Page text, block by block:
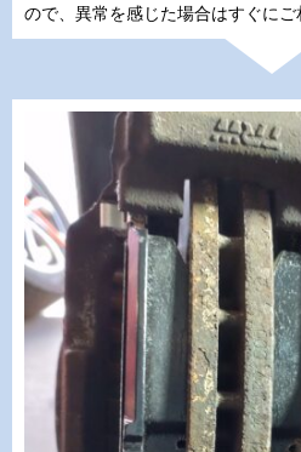
ので、異常を感じた場合はすぐにご